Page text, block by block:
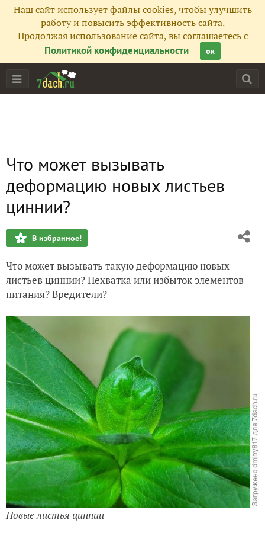
Наш сайт использует файлы cookies, чтобы улучшить
работу и повысить эффективность сайта.
Продолжая использование сайта, вы соглашаетесь с
Политикой конфиденциальности
ок
Что может вызывать
деформацию новых листьев
циннии?
В избранное!
Что может вызывать такую деформацию новых
листьев циннии? Нехватка или избыток элементов
питания? Вредители?
Новые листья циннии